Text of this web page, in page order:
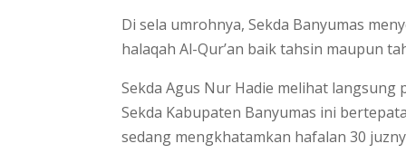
Di sela umrohnya, Sekda Banyumas
halaqah Al-Qur’an baik tahsin maupun
Sekda Agus Nur Hadie melihat
Sekda Kabupaten Banyumas ini
sedang mengkhatamkan hafalan 30